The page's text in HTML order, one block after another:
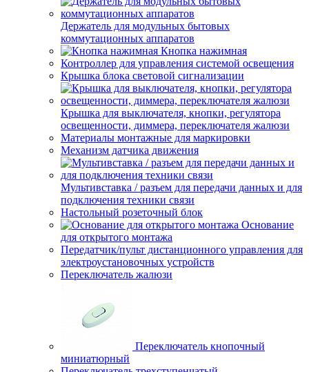
Держатель для модульных бытовых
коммутационных аппаратов
Кнопка нажимная
Контроллер для управления системой освещения
Крышка блока световой сигнализации
Крышка для выключателя, кнопки, регулятора
освещенности, диммера, переключателя жалюзи
Материалы монтажные для маркировки
Механизм датчика движения
Мультивставка / разъем для передачи данных и для
подключения техники связи
Настольный розеточный блок
Основание
для открытого монтажа
Передатчик/пульт дистанционного управления для
электроустановочных устройств
Переключатель жалюзи
Переключатель кнопочный
миниатюрный